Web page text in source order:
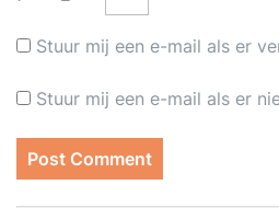
Stuur mij een e-mail als er
Stuur mij een e-mail als er